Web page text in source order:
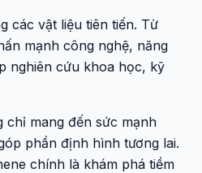
các vật liệu tiên tiến. Từ
mạnh công nghệ, năng
nghiên cứu khoa học, kỹ
chỉ mang đến sức mạnh
phần định hình tương lai.
chính là khám phá tiềm